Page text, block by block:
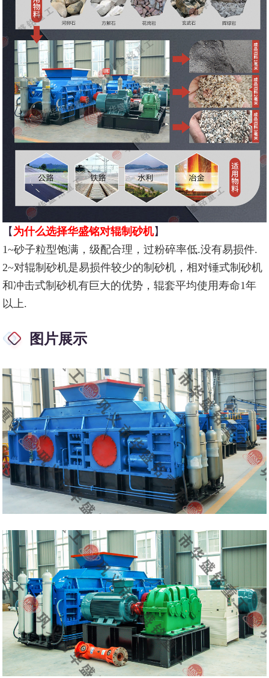
【 为什么选择华盛铭对辊制砂机】
1~砂子粒型饱满，级配合理，过粉碎率低.没有易损件.
2~对辊制砂机是易损件较少的制砂机，相对锤式制砂机
和冲击式制砂机有巨大的优势，辊套平均使用寿命1年
以上.
图片展示